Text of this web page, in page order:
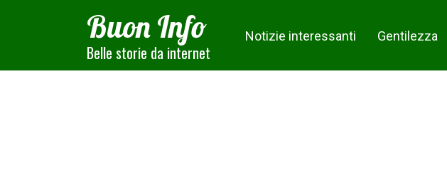
Buon Info
Belle storie da internet
Notizie interessanti Gentilezza